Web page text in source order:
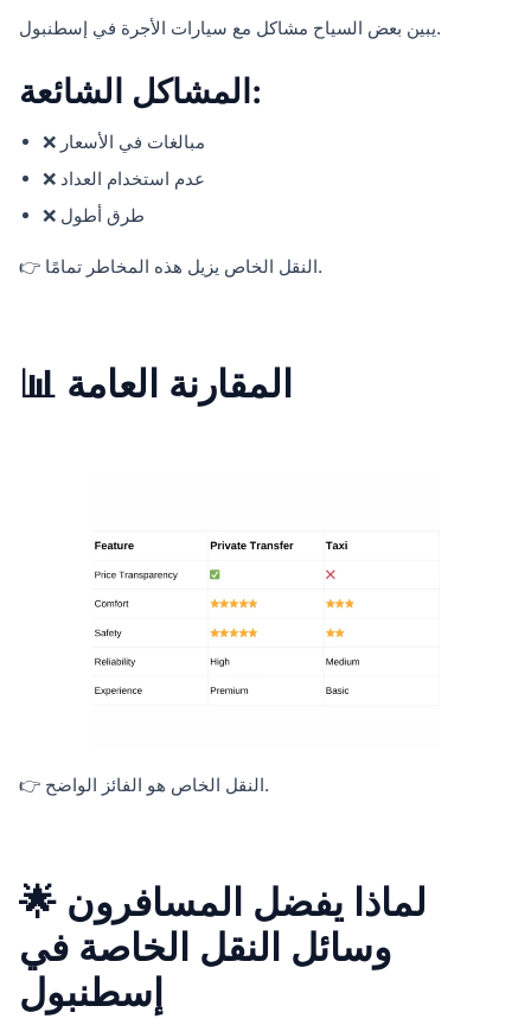
يبين بعض السياح مشاكل مع سيارات الأجرة في إسطنبول.
المشاكل الشائعة:
❌ مبالغات في الأسعار
❌ عدم استخدام العداد
❌ طرق أطول
👉 النقل الخاص يزيل هذه المخاطر تمامًا.
📊 المقارنة العامة
👉 النقل الخاص هو الفائز الواضح.
🌟 لماذا يفضل المسافرون
وسائل النقل الخاصة في
إسطنبول